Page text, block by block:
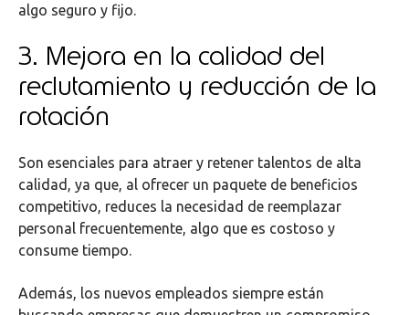
algo seguro y fijo.
3. Mejora en la calidad del
reclutamiento y reducción de la
rotación
Son esenciales para atraer y retener talentos de alta
calidad, ya que, al ofrecer un paquete de beneficios
competitivo, reduces la necesidad de reemplazar
personal frecuentemente, algo que es costoso y
consume tiempo.
Además, los nuevos empleados siempre están